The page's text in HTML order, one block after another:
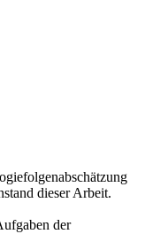
dieser Arbeit.
der